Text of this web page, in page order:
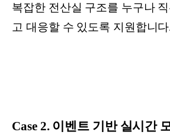
복잡한 전산실 구조를 누구나
고 대응할 수 있도록 지원합니
Case 2. 이벤트 기반 실시간